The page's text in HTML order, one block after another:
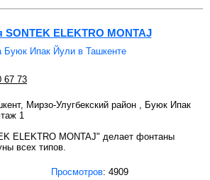
SONTEK ELEKTRO MONTAJ
Буюк Ипак Йули в Ташкенте
67 73
Мирзо-Улугбекский район , Буюк Ипак
1
ELEKTRO MONTAJ" делает фонтаны
всех типов.
Просмотров: 4909